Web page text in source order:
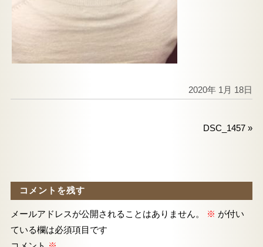
2020年 1月 18日
DSC_1457 »
コメントを残す
メールアドレスが公開されることはありません。 ※ が付い
ている欄は必須項目です